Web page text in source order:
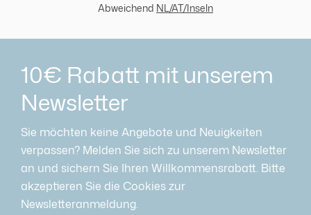
Abweichend NL/AT/Inseln
10€ Rabatt mit unserem
Newsletter
Sie möchten keine Angebote und Neuigkeiten
verpassen? Melden Sie sich zu unserem Newsletter
an und sichern Sie Ihren Willkommensrabatt. Bitte
akzeptieren Sie die Cookies zur
Newsletteranmeldung.